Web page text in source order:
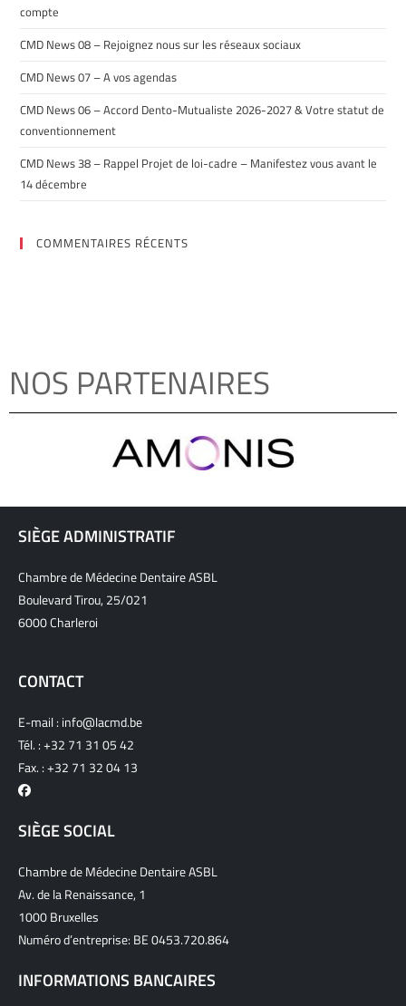
compte
CMD News 08 – Rejoignez nous sur les réseaux sociaux
CMD News 07 – A vos agendas
CMD News 06 – Accord Dento-Mutualiste 2026-2027 & Votre statut de
conventionnement
CMD News 38 – Rappel Projet de loi-cadre – Manifestez vous avant le
14 décembre
COMMENTAIRES RÉCENTS
NOS PARTENAIRES
SIÈGE ADMINISTRATIF
Chambre de Médecine Dentaire ASBL
Boulevard Tirou, 25/021
6000 Charleroi
CONTACT
E-mail : info@lacmd.be
Tél. :+32 71 31 05 42
Fax. : +32 71 32 04 13
SIÈGE SOCIAL
Chambre de Médecine Dentaire ASBL
Av. de la Renaissance, 1
1000 Bruxelles
Numéro d’entreprise: BE 0453.720.864
INFORMATIONS BANCAIRES